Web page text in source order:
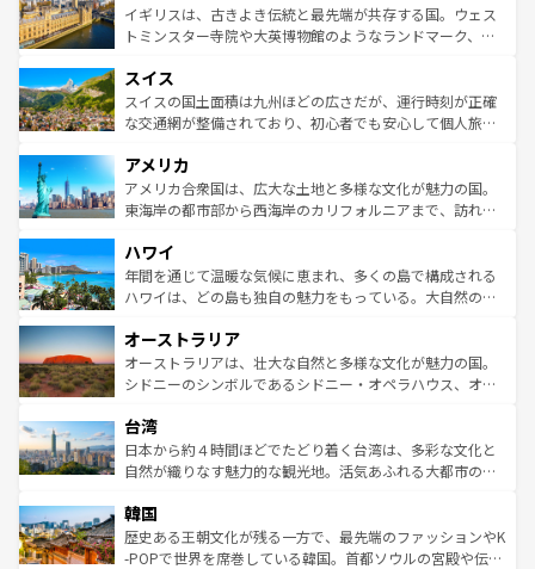
香り高いラベンダー畑など、多彩な楽しみ方が可能だ。さ
らに、パリ以外の地域にも魅力が溢れており、どの街角に
れる地方に足を運ぶとそれぞれで全く異なる文化を体験で
きるだろう。 なお、新着のフランス情報はコンテンツ一覧
を参照してほしい。
ルリンの文化的活気、バイエルン州のアルプスの絶景、そ
してライン川沿いのワイン畑といった風景は必見。ビール
は、お酒好きな人にはぜひ体験してほしい。 なお、新着の
ドイツ情報はコンテンツ一覧を参照してほしい。
イギリスは、古きよき伝統と最先端が共存する国。ウェス
トミンスター寺院や大英博物館のようなランドマーク、歴
リアごとに異なる魅力がある。また、優雅なアフタヌーン
ティー、ビール好きにはたまらない英国パブ、サッカー観
戦など、本場だからこそできる体験も豊富。イギリスを旅
ンツ一覧を参照してほしい。
スイス
スイスの国土面積は九州ほどの広さだが、運行時刻が正確
な交通網が整備されており、初心者でも安心して個人旅行
の建物がそのまま残る町や、スイスならではのユニークな
博物館もあり、アルプス観光だけでなく町歩きも満喫する
ことができる。国民の所得が高いため物価も高いが、旅行
ば市内交通費無料で観光を楽しむこともできる。 なお、新
着のスイス情報はコンテンツ一覧 を参照してほしい。
アメリカ
アメリカ合衆国は、広大な土地と多様な文化が魅力の国。
東海岸の都市部から西海岸のカリフォルニアまで、訪れる
のような巨大都市は、観光、ショッピング、エンターテイ
ンメントが詰まった刺激的なスポットだ。一方、アメリカ
西部には大自然が広がり、グランドキャニオンやイエロー
部のニューオーリンズでは、音楽と美食が融合した独特の
文化が魅力。旅行者はアメリカの各地域で異なる魅力を楽
しみながら、その多様性と豊かな歴史を感じることができ
ならではの贅沢な旅のスタイルだ。 なお、新着のアメリカ
情報はコンテンツ一覧を参照してほしい。
ハワイ
年間を通じて温暖な気候に恵まれ、多くの島で構成される
ハワイは、どの島も独自の魅力をもっている。大自然の神
ワイ島は見逃せない。また、定番の観光地といえばオアフ
島だが、静かな自然を求めるならマウイ島やカウアイ島が
おすすめ。エメラルドグリーンに輝く海をはじめ、豊かな
れるおもてなしの心で訪れる人々を迎えてくれるハワイの
人々、おいしいローカルフードやハワイアンミュージッ
ク、伝統的なフラダンスなど、すべてがハワイの魅力を彩
ワイを、存分に味わってほしい。 なお、新着のハワイ情報
はコンテンツ一覧を参照してほしい。
オーストラリア
オーストラリアは、壮大な自然と多様な文化が魅力の国。
シドニーのシンボルであるシドニー・オペラハウス、オー
リアリーフや大陸中央部にそびえるウルル（エアーズロッ
ク）、タスマニアの美しい原生林やケアンズの熱帯雨林な
ど、見どころがたくさん。また、カフェやワイン、オージ
いる。アクティビティも充実しており、サーフィンやダイ
ビング、ハイキングなど、アウトドア好きにはたまらな
い。オーストラリアの多彩な魅力を存分に味わいつくそ
台湾
日本から約４時間ほどでたどり着く台湾は、多彩な文化と
自然が織りなす魅力的な観光地。活気あふれる大都市の台
ン）、静ひつな山岳地帯である台湾東部など、都市の喧騒
と山間の静けさが共存しており、訪れる人に新しい発見と
驚きをもたらしてくれる。また、奥深い台湾の食文化も魅
韓国
歴史ある王朝文化が残る一方で、最先端のファッションやK
-POPで世界を席巻している韓国。首都ソウルの宮殿や伝統